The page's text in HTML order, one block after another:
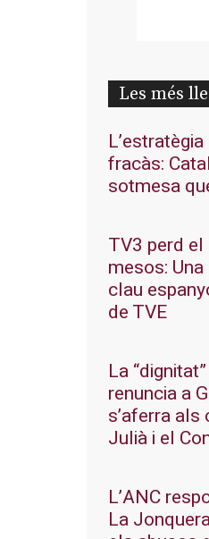
Les més
fracàs:
sotmesa
TV3 perd
mesos:
clau
de TVE
La
renuncia a
s’aferra
Julià i el
L’ANC
La